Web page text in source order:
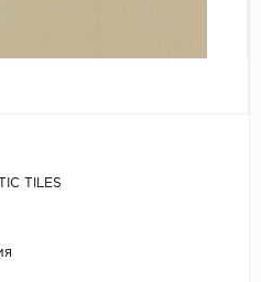
TILES